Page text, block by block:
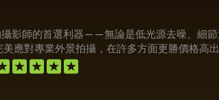
影師的首選利器——無論是低光源去噪、細
應對專業外景拍攝，在許多方面更勝價格高